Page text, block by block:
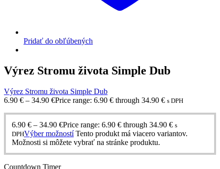
Pridať do obľúbených
Výrez Stromu života Simple Dub
Výrez Stromu života Simple Dub
6.90 € – 34.90 €Price range: 6.90 € through 34.90 € s DPH
6.90 € – 34.90 €Price range: 6.90 € through 34.90 € s
DPHVýber možností Tento produkt má viacero variantov.
Možnosti si môžete vybrať na stránke produktu.
Countdown Timer